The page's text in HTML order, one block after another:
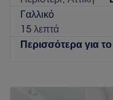
Γαλλικό
15 λεπτά
Περισσότερα για
Τρίτη